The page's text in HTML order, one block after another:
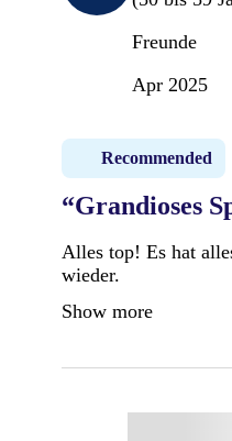
Freunde
Apr 2025
Recommended
“Grandioses
Alles top! Es hat
wieder.
Show more